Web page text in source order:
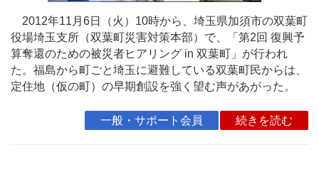
2012年11月6日（火）10時から、埼玉県加須市の双葉町
役場埼玉支所（双葉町災害対策本部）で、「第2回 復興予
算奪還のための被災者ヒアリング in 双葉町」が行われ
た。福島から町ごと埼玉に避難している双葉町民からは、
定住地（仮の町）の早期創設を強く望む声があがった。
一般・サポート会員 続きを読む